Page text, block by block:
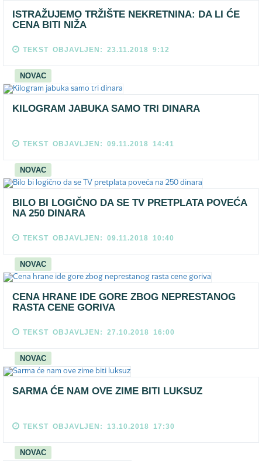
ISTRAŽUJEMO TRŽIŠTE NEKRETNINA: DA LI ĆE
CENA BITI NIŽA
TEKST OBJAVLJEN: 23.11.2018 9:12
NOVAC
KILOGRAM JABUKA SAMO TRI DINARA
TEKST OBJAVLJEN: 09.11.2018 14:41
NOVAC
BILO BI LOGIČNO DA SE TV PRETPLATA POVEĆA
NA 250 DINARA
TEKST OBJAVLJEN: 09.11.2018 10:40
NOVAC
CENA HRANE IDE GORE ZBOG NEPRESTANOG
RASTA CENE GORIVA
TEKST OBJAVLJEN: 27.10.2018 16:00
NOVAC
SARMA ĆE NAM OVE ZIME BITI LUKSUZ
TEKST OBJAVLJEN: 13.10.2018 17:30
NOVAC